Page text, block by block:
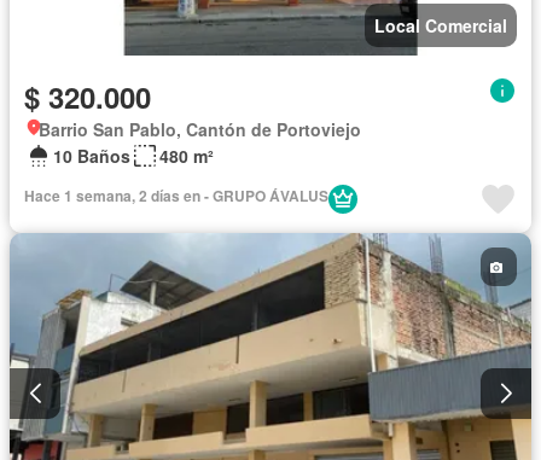
Local Comercial
$ 320.000
Barrio San Pablo, Cantón de Portoviejo
10 Baños
480 m²
Hace 1 semana, 2 días en - GRUPO ÁVALUS